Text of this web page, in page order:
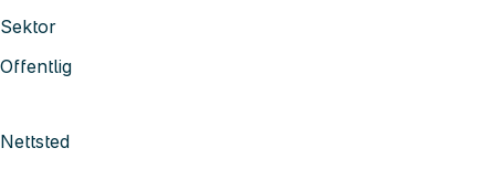
Sektor
Offentlig
Nettsted